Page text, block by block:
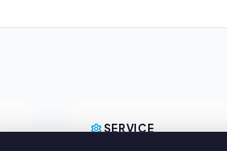
SERVICE